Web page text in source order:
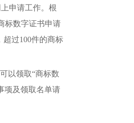
申请工作。根
标数字证书申请
过100件的商标
以领取“商标数
项及领取名单请